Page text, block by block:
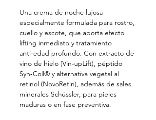
Una crema de noche lujosa
especialmente formulada para rostro,
cuello y escote, que aporta efecto
lifting inmediato y tratamiento
anti‑edad profundo. Con extracto de
vino de hielo (Vin‑upLift), péptido
Syn‑Coll® y alternativa vegetal al
retinol (NovoRetin), además de sales
minerales Schüssler, para pieles
maduras o en fase preventiva.